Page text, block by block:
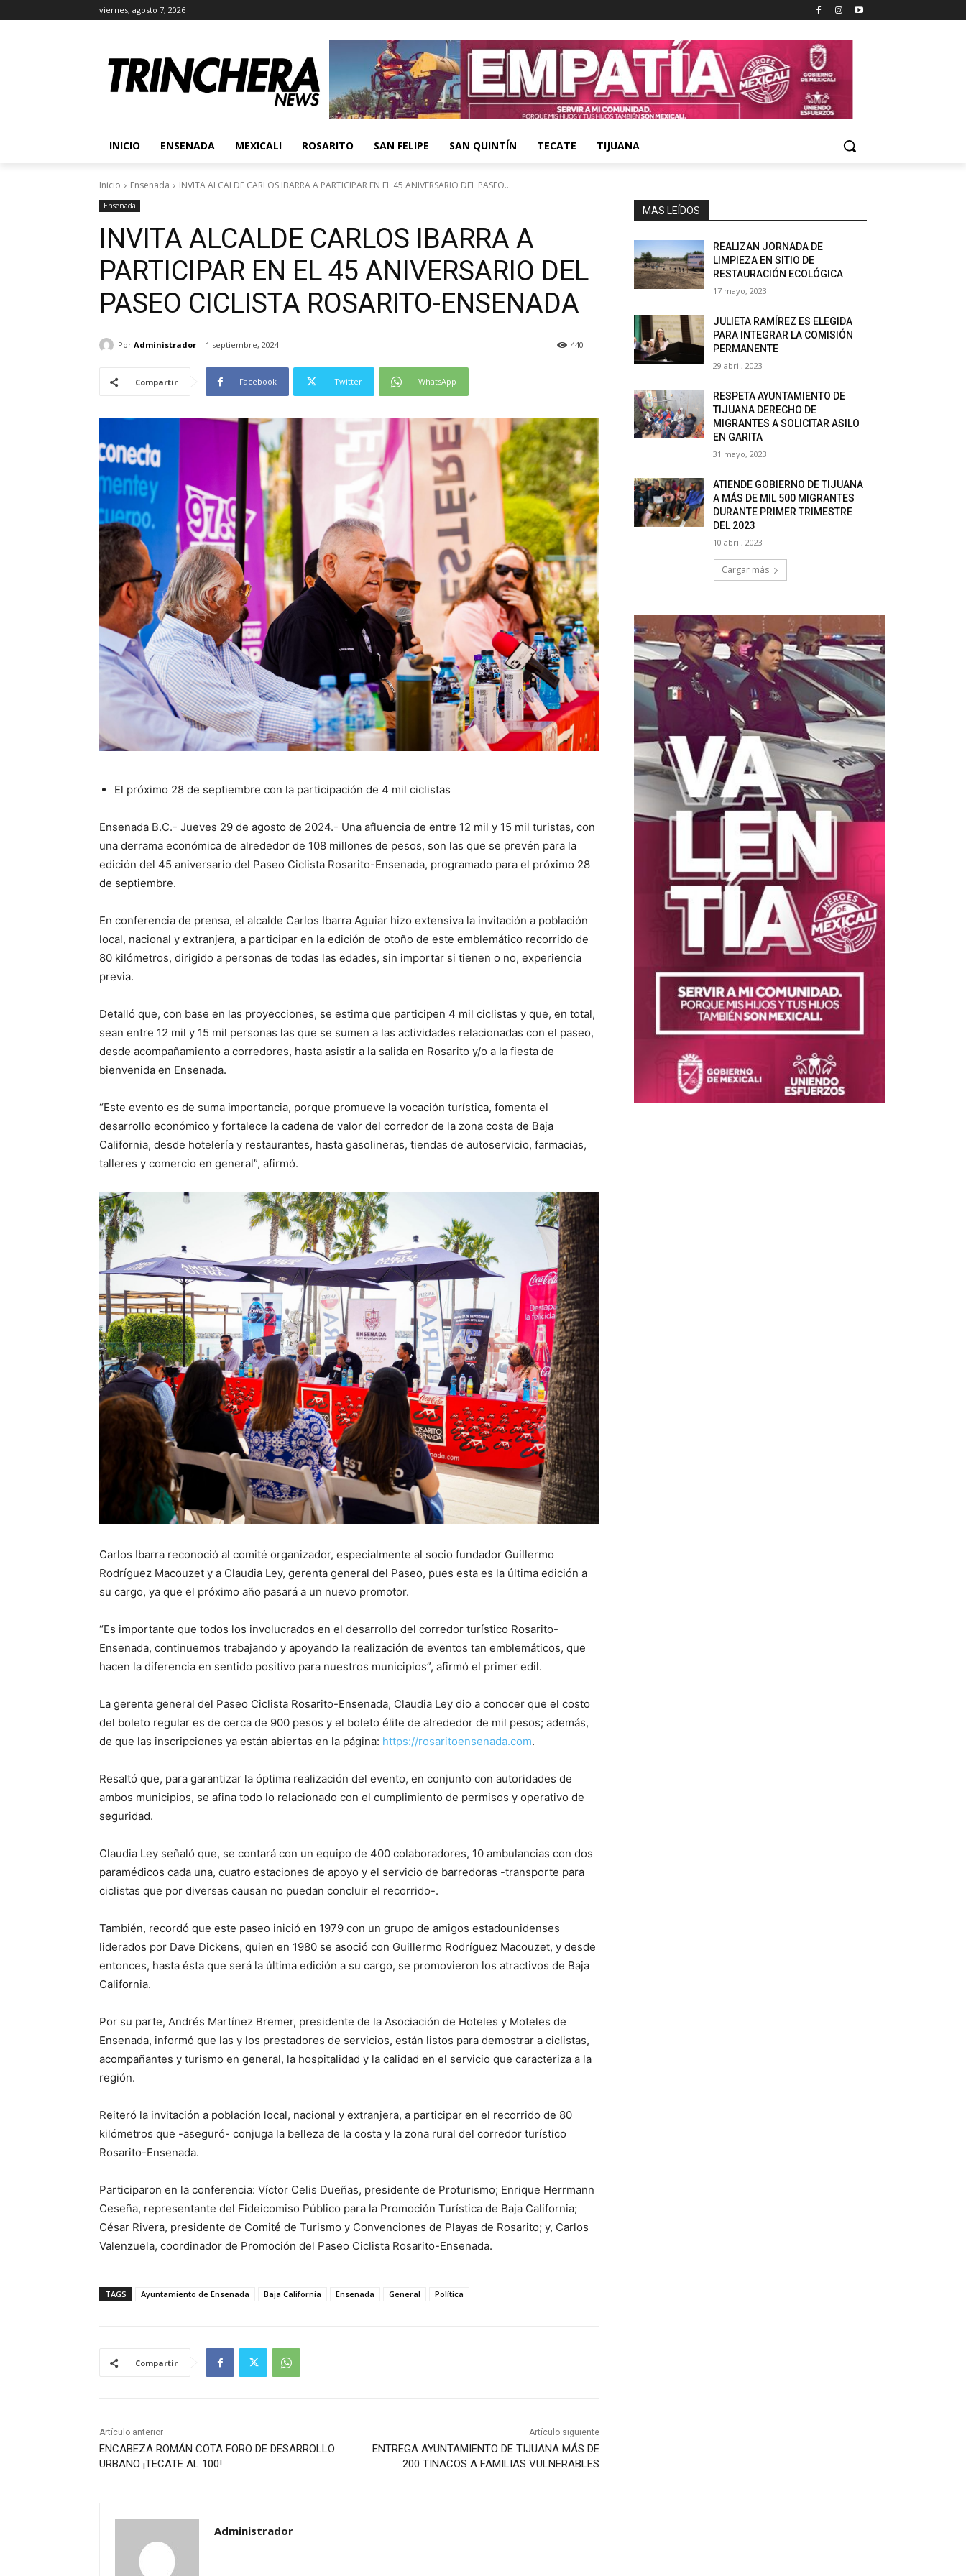
viernes, agosto 7, 2026
INICIO ENSENADA MEXICALI ROSARITO SAN FELIPE SAN QUINTÍN TECATE TIJUANA
Inicio Ensenada INVITA ALCALDE CARLOS IBARRA A PARTICIPAR EN EL 45 ANIVERSARIO DEL PASEO...
Ensenada
INVITA ALCALDE CARLOS IBARRA A
PARTICIPAR EN EL 45 ANIVERSARIO DEL
PASEO CICLISTA ROSARITO-ENSENADA
Por Administrador 1 septiembre, 2024 440
Compartir Facebook Twitter WhatsApp
El próximo 28 de septiembre con la participación de 4 mil ciclistas
Ensenada B.C.- Jueves 29 de agosto de 2024.- Una afluencia de entre 12 mil y 15 mil turistas, con
una derrama económica de alrededor de 108 millones de pesos, son las que se prevén para la
edición del 45 aniversario del Paseo Ciclista Rosarito-Ensenada, programado para el próximo 28
de septiembre.
En conferencia de prensa, el alcalde Carlos Ibarra Aguiar hizo extensiva la invitación a población
local, nacional y extranjera, a participar en la edición de otoño de este emblemático recorrido de
80 kilómetros, dirigido a personas de todas las edades, sin importar si tienen o no, experiencia
previa.
Detalló que, con base en las proyecciones, se estima que participen 4 mil ciclistas y que, en total,
sean entre 12 mil y 15 mil personas las que se sumen a las actividades relacionadas con el paseo,
desde acompañamiento a corredores, hasta asistir a la salida en Rosarito y/o a la fiesta de
bienvenida en Ensenada.
“Este evento es de suma importancia, porque promueve la vocación turística, fomenta el
desarrollo económico y fortalece la cadena de valor del corredor de la zona costa de Baja
California, desde hotelería y restaurantes, hasta gasolineras, tiendas de autoservicio, farmacias,
talleres y comercio en general”, afirmó.
Carlos Ibarra reconoció al comité organizador, especialmente al socio fundador Guillermo
Rodríguez Macouzet y a Claudia Ley, gerenta general del Paseo, pues esta es la última edición a
su cargo, ya que el próximo año pasará a un nuevo promotor.
“Es importante que todos los involucrados en el desarrollo del corredor turístico Rosarito-
Ensenada, continuemos trabajando y apoyando la realización de eventos tan emblemáticos, que
hacen la diferencia en sentido positivo para nuestros municipios”, afirmó el primer edil.
La gerenta general del Paseo Ciclista Rosarito-Ensenada, Claudia Ley dio a conocer que el costo
del boleto regular es de cerca de 900 pesos y el boleto élite de alrededor de mil pesos; además,
de que las inscripciones ya están abiertas en la página: https://rosaritoensenada.com.
Resaltó que, para garantizar la óptima realización del evento, en conjunto con autoridades de
ambos municipios, se afina todo lo relacionado con el cumplimiento de permisos y operativo de
seguridad.
Claudia Ley señaló que, se contará con un equipo de 400 colaboradores, 10 ambulancias con dos
paramédicos cada una, cuatro estaciones de apoyo y el servicio de barredoras -transporte para
ciclistas que por diversas causan no puedan concluir el recorrido-.
También, recordó que este paseo inició en 1979 con un grupo de amigos estadounidenses
liderados por Dave Dickens, quien en 1980 se asoció con Guillermo Rodríguez Macouzet, y desde
entonces, hasta ésta que será la última edición a su cargo, se promovieron los atractivos de Baja
California.
Por su parte, Andrés Martínez Bremer, presidente de la Asociación de Hoteles y Moteles de
Ensenada, informó que las y los prestadores de servicios, están listos para demostrar a ciclistas,
acompañantes y turismo en general, la hospitalidad y la calidad en el servicio que caracteriza a la
región.
Reiteró la invitación a población local, nacional y extranjera, a participar en el recorrido de 80
kilómetros que -aseguró- conjuga la belleza de la costa y la zona rural del corredor turístico
Rosarito-Ensenada.
Participaron en la conferencia: Víctor Celis Dueñas, presidente de Proturismo; Enrique Herrmann
Ceseña, representante del Fideicomiso Público para la Promoción Turística de Baja California;
César Rivera, presidente de Comité de Turismo y Convenciones de Playas de Rosarito; y, Carlos
Valenzuela, coordinador de Promoción del Paseo Ciclista Rosarito-Ensenada.
TAGS Ayuntamiento de Ensenada Baja California Ensenada General Política
Compartir
Artículo anterior
ENCABEZA ROMÁN COTA FORO DE DESARROLLO
URBANO ¡TECATE AL 100!
Artículo siguiente
ENTREGA AYUNTAMIENTO DE TIJUANA MÁS DE
200 TINACOS A FAMILIAS VULNERABLES
Administrador
MAS LEÍDOS
REALIZAN JORNADA DE
LIMPIEZA EN SITIO DE
RESTAURACIÓN ECOLÓGICA
17 mayo, 2023
JULIETA RAMÍREZ ES ELEGIDA
PARA INTEGRAR LA COMISIÓN
PERMANENTE
29 abril, 2023
RESPETA AYUNTAMIENTO DE
TIJUANA DERECHO DE
MIGRANTES A SOLICITAR ASILO
EN GARITA
31 mayo, 2023
ATIENDE GOBIERNO DE TIJUANA
A MÁS DE MIL 500 MIGRANTES
DURANTE PRIMER TRIMESTRE
DEL 2023
10 abril, 2023
Cargar más